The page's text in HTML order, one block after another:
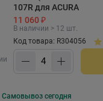
107R для ACURA
11 060 ₽
В наличии > 12 шт.
Код товара: R304056
Самовывоз сегодня